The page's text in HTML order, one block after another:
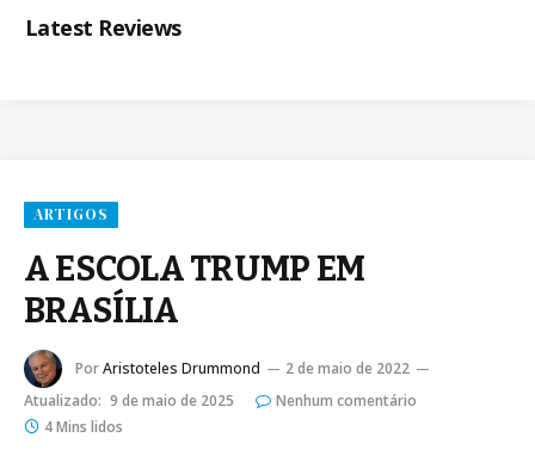
Latest Reviews
ARTIGOS
A ESCOLA TRUMP EM
BRASÍLIA
PorAristoteles Drummond
2 de maio de 2022
Atualizado: 9 de maio de 2025
Nenhum comentário
4 Mins lidos